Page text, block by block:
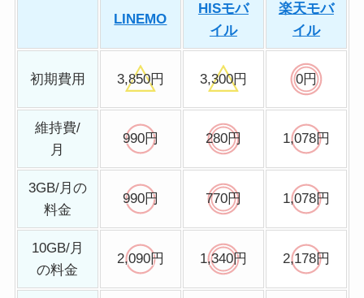
LINEMO
HISモバ
イル
楽天モバ
イル
初期費用 3,850円 3,300円 0円
維持費/
月
990円 280円 1,078円
3GB/月の
料金
990円 770円 1,078円
10GB/月
の料金
2,090円 1,340円 2,178円